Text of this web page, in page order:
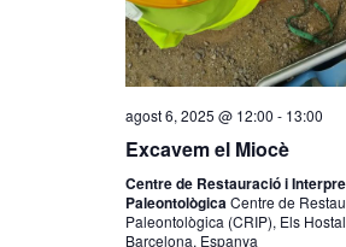
agost 6, 2025 @ 12:00 - 13:00
Excavem el Miocè
Centre de Restauració i
Paleontològica Centre de
Paleontològica (CRIP), Els
Barcelona, Espanya